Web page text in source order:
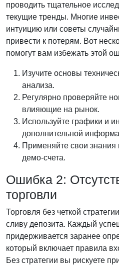
проводить тщательное
текущие тренды. Многие
интуицию или советы
привести к потерям. Вот
помогут вам избежать этой
Изучите основы
анализа.
Регулярно проверяйте
влияющие на рынок.
Используйте графики и
дополнительной
Применяйте свои
демо-счета.
Ошибка 2:
торговли
Торговля без четкой
сливу депозита. Каждый
придерживается заранее
который включает правила
Без стратегии вы рискуете